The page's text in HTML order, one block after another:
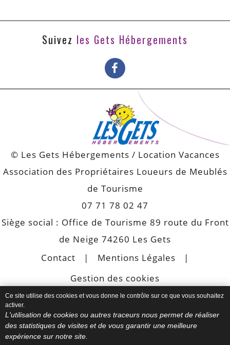
Suivez les Gets Hébergements
© Les Gets Hébergements / Location Vacances
Association des Propriétaires Loueurs de Meublés
de Tourisme
07 71 78 02 47
Siège social : Office de Tourisme 89 route du Front
de Neige 74260 Les Gets
Contact
Mentions Légales
Gestion des cookies
Les Gets Hébergements /
Ce site utilise des cookies et vous donne le contrôle sur ce que vous souhaitez
activer.
L'utilisation de cookies ou autres traceurs nous permet de réaliser
des statistiques de visites et de vous garantir une meilleure
expérience sur notre site.